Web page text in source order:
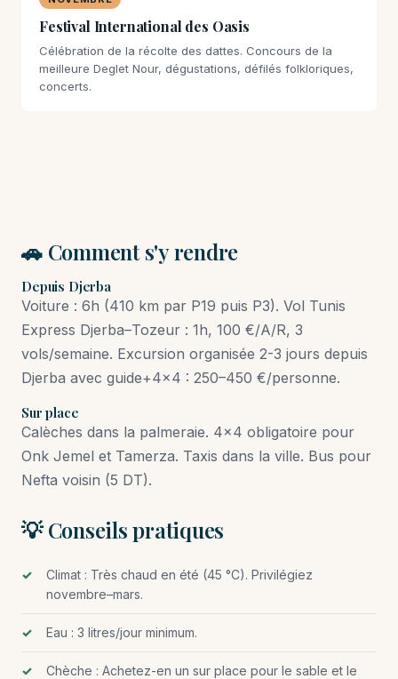
Festival International des Oasis
Célébration de la récolte des dattes. Concours de la
meilleure Deglet Nour, dégustations, défilés folkloriques,
concerts.
🚗 Comment s'y rendre
Depuis Djerba
Voiture : 6h (410 km par P19 puis P3). Vol Tunis
Express Djerba–Tozeur : 1h, 100 €/A/R, 3
vols/semaine. Excursion organisée 2-3 jours depuis
Djerba avec guide+4×4 : 250–450 €/personne.
Sur place
Calèches dans la palmeraie. 4×4 obligatoire pour
Onk Jemel et Tamerza. Taxis dans la ville. Bus pour
Nefta voisin (5 DT).
💡 Conseils pratiques
Climat : Très chaud en été (45 °C). Privilégiez
novembre–mars.
Eau : 3 litres/jour minimum.
Chèche : Achetez-en un sur place pour le sable et le